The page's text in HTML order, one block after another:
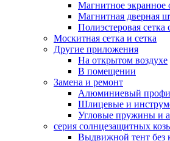
Магнитное экранное
Магнитная дверная
Полиэстеровая сетка
Москитная сетка и сетка
Другие приложения
На открытом воздухе
В помещении
Замена и ремонт
Алюминиевый
Шлицевые и
Угловые пружины и
серия солнцезащитных
Выдвижной тент без